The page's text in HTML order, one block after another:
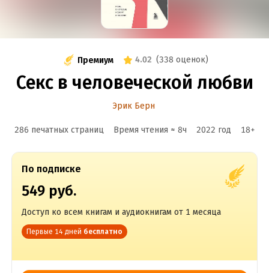
Премиум 4.02 (338 оценок)
Секс в человеческой любви
Эрик Берн
286 печатных страниц Время чтения ≈ 8ч 2022 год 18+
По подписке
549 руб.
Доступ ко всем книгам и аудиокнигам от 1 месяца
Первые 14 дней бесплатно